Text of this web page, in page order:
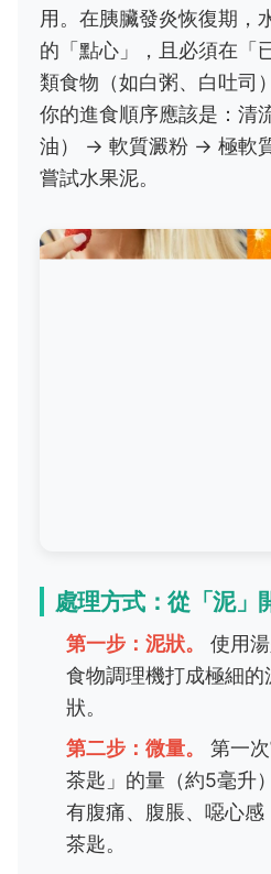
用。在胰臟發炎恢復期，
的「點心」，且必須在「
類食物（如白粥、白吐司
你的進食順序應該是：清
油） → 軟質澱粉 → 極軟
嘗試水果泥。
處理方式：從「泥」
第一步：泥狀。
使用
食物調理機打成極細
狀。
第二步：微量。
第一
茶匙」的量（約5毫升
有腹痛、腹脹、噁心
茶匙。